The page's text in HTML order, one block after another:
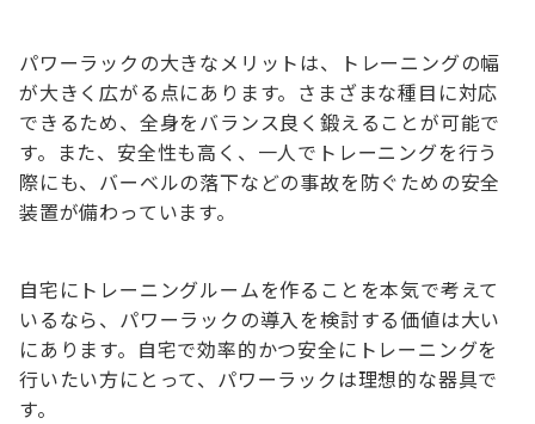
パワーラックの大きなメリットは、トレーニングの幅
が大きく広がる点にあります。さまざまな種目に対応
できるため、全身をバランス良く鍛えることが可能で
す。また、安全性も高く、一人でトレーニングを行う
際にも、バーベルの落下などの事故を防ぐための安全
装置が備わっています。
自宅にトレーニングルームを作ることを本気で考えて
いるなら、パワーラックの導入を検討する価値は大い
にあります。自宅で効率的かつ安全にトレーニングを
行いたい方にとって、パワーラックは理想的な器具で
す。